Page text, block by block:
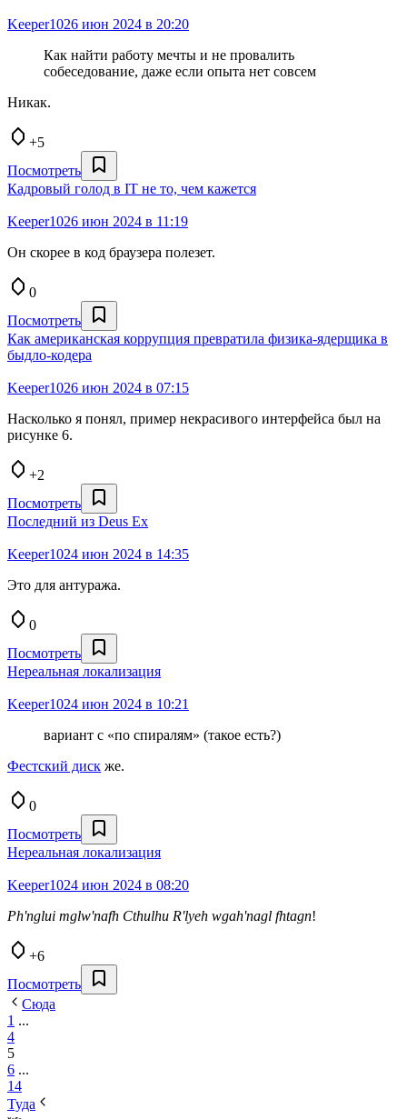
Keeper1026 июн 2024 в 20:20
Как найти работу мечты и не провалить
собеседование, даже если опыта нет совсем
Никак.
+5
Посмотреть
Кадровый голод в IT не то, чем кажется
Keeper1026 июн 2024 в 11:19
Он скорее в код браузера полезет.
0
Посмотреть
Как американская коррупция превратила физика-ядерщика в
быдло-кодера
Keeper1026 июн 2024 в 07:15
Насколько я понял, пример некрасивого интерфейса был на
рисунке 6.
+2
Посмотреть
Последний из Deus Ex
Keeper1024 июн 2024 в 14:35
Это для антуража.
0
Посмотреть
Нереальная локализация
Keeper1024 июн 2024 в 10:21
вариант с «по спиралям» (такое есть?)
Фестский диск же.
0
Посмотреть
Нереальная локализация
Keeper1024 июн 2024 в 08:20
Ph'nglui mglw'nafh Cthulhu R'lyeh wgah'nagl fhtagn!
+6
Посмотреть
Сюда
1 ...
4
5
6 ...
14
Туда